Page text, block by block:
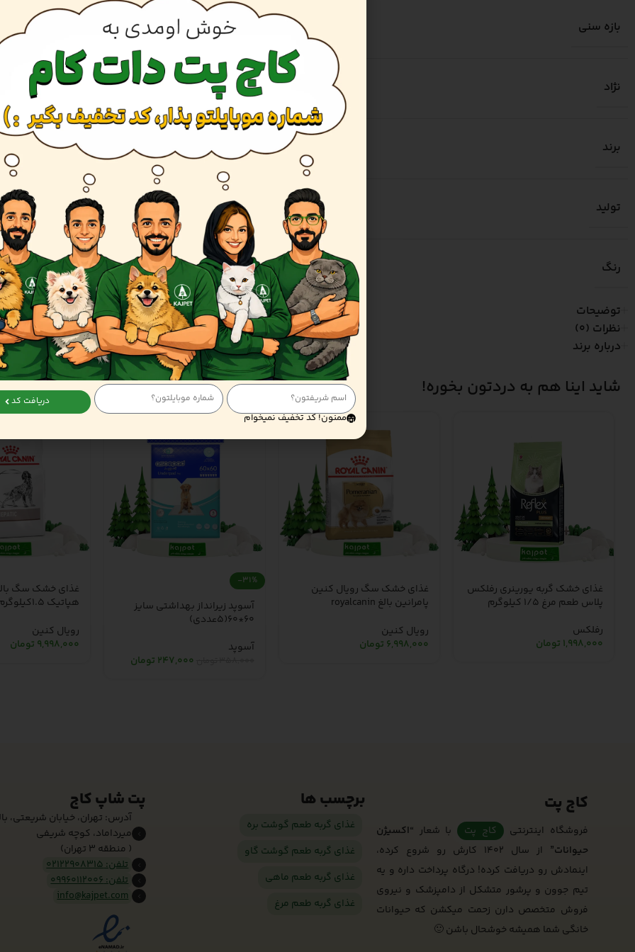
بازه سنی
نژاد
برند
تولید
رنگ
توضیحات
نظرات (0)
درباره برند
شاید اینا هم به دردتون بخوره!
غذای خشک گربه یورینری رفلکس
پلاس طعم مرغ ۱/۵ کیلوگرم
رفلکس
1,998,000 تومان
غذای خشک سگ رویال کنین
پامرانین بالغ royalcanin
– 1.5 کیلوگرم
رویال کنین
6,998,000 تومان
-31%
‎آسوپد‏ ‏زیرانداز‏ ‏بهداشتی‏ ‏سایز‏
‎60*60‎(5عددی)‎
آسوپد
247,000 تومان
غذای خشک سگ
رویال کنین
9,998,000 تومان
کاج پت
فروشگاه اینترنتی کاج پت با شعار “اکسیژن
حیوانات”
از سال 1402 کارش رو شروع کرده،
اینمادش رو دریافت کرده! درگاه پرداخت داره و یه
تیم جوون و پرشور متشکل از دامپزشک و نیروی
فروش متخصص دارن زحمت میکشن که حیوانات
خانگی شما همیشه خوشحال باشن 🙂
برچسب ها
غذای گربه طعم گوشت بره
غذای گربه طعم گوشت گاو
غذای گربه طعم ماهی
غذای گربه طعم مرغ
پت شاپ کاج
آدرس: تهران، خیابان شریعتی،
میرداماد، کوچه شریفی
( منطقه 3 تهران)
تلفن: 02122908315
تلفن: 09960112006
info@kajpet.com
دریافت کد
ممنون! کد تخفیف نمیخوام